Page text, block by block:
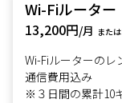
Wi-Fiルーター
13,200円/月 または
Wi-Fiルーターのレ
通信費用込み
※３日間の累計10